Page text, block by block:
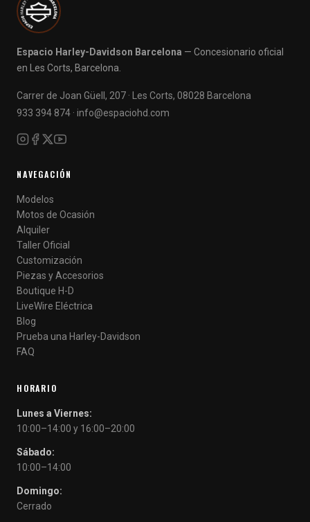
Espacio Harley-Davidson Barcelona — Concesionario oficial
en Les Corts, Barcelona.
Carrer de Joan Güell, 207 · Les Corts, 08028 Barcelona
933 394 874 · info@espaciohd.com
NAVEGACIÓN
Modelos
Motos de Ocasión
Alquiler
Taller Oficial
Customización
Piezas y Accesorios
Boutique H-D
LiveWire Eléctrica
Blog
Prueba una Harley-Davidson
FAQ
HORARIO
Lunes a Viernes:
10:00–14:00 y 16:00–20:00
Sábado:
10:00–14:00
Domingo:
Cerrado